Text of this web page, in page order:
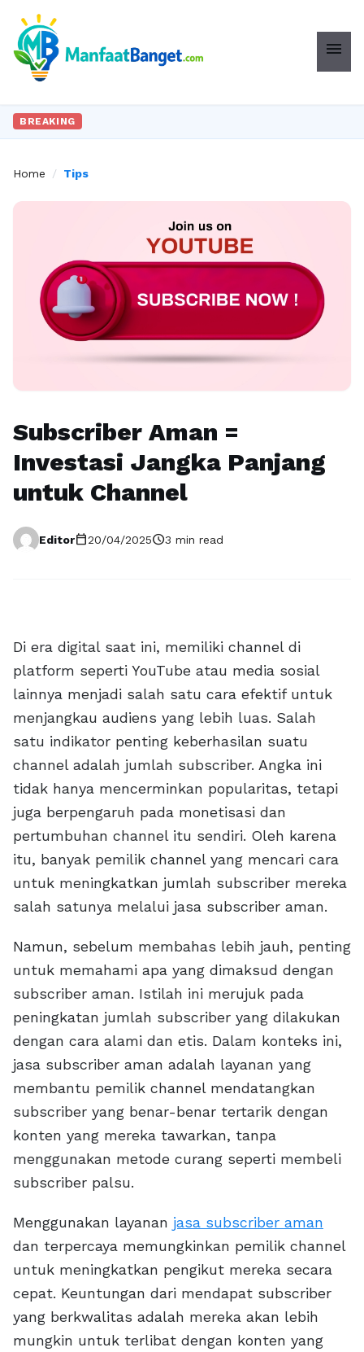
menu
BREAKING
Home / Tips
Subscriber Aman =
Investasi Jangka Panjang
untuk Channel
Editorcalendar_today20/04/2025schedule3 min read
Di era digital saat ini, memiliki channel di
platform seperti YouTube atau media sosial
lainnya menjadi salah satu cara efektif untuk
menjangkau audiens yang lebih luas. Salah
satu indikator penting keberhasilan suatu
channel adalah jumlah subscriber. Angka ini
tidak hanya mencerminkan popularitas, tetapi
juga berpengaruh pada monetisasi dan
pertumbuhan channel itu sendiri. Oleh karena
itu, banyak pemilik channel yang mencari cara
untuk meningkatkan jumlah subscriber mereka
salah satunya melalui jasa subscriber aman.
Namun, sebelum membahas lebih jauh, penting
untuk memahami apa yang dimaksud dengan
subscriber aman. Istilah ini merujuk pada
peningkatan jumlah subscriber yang dilakukan
dengan cara alami dan etis. Dalam konteks ini,
jasa subscriber aman adalah layanan yang
membantu pemilik channel mendatangkan
subscriber yang benar-benar tertarik dengan
konten yang mereka tawarkan, tanpa
menggunakan metode curang seperti membeli
subscriber palsu.
Menggunakan layanan jasa subscriber aman
dan terpercaya memungkinkan pemilik channel
untuk meningkatkan pengikut mereka secara
cepat. Keuntungan dari mendapat subscriber
yang berkwalitas adalah mereka akan lebih
mungkin untuk terlibat dengan konten yang